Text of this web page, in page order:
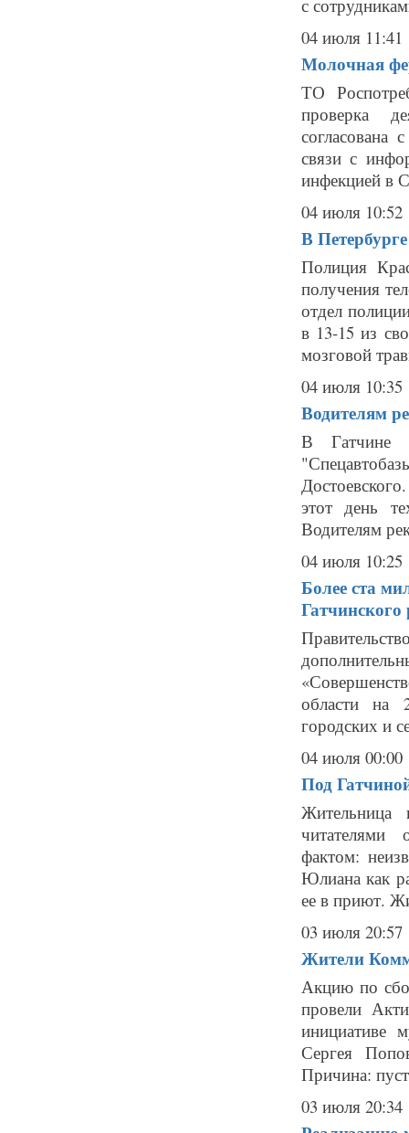
с
04 июля 11:41
Молочная
ТО
проверка
согласована
связи с
инфекцией в
04 июля 10:52
В
Полиция
получения
отдел
в 13-15 из
мозговой
04 июля 10:35
Водителям
В Гатчине
этот день
Водителям
04 июля 10:25
Более ста
Гатчинского
области на
городских и
04 июля 00:00
Под
Жительница
фактом:
Юлиана как
ее в приют.
03 июля 20:57
Жители
Акцию по
провели
инициативе
Сергея
Причина:
03 июля 20:34